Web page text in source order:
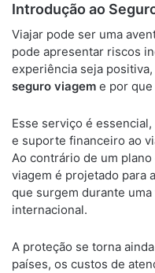
Introdução ao
Viajar pode ser uma
pode apresentar riscos
experiência seja
seguro viagem e por
Esse serviço é
e suporte financeiro ao
Ao contrário de um
viagem é projetado para
que surgem durante uma
internacional.
A proteção se torna
países, os custos de